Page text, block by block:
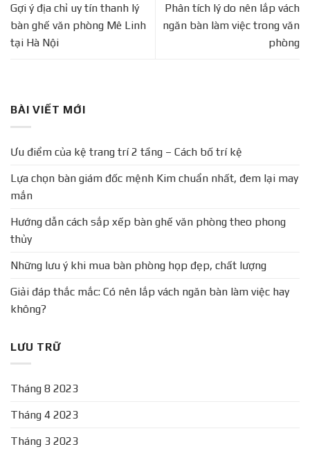
Gợi ý địa chỉ uy tín thanh lý
bàn ghế văn phòng Mê Linh
tại Hà Nội
Phân tích lý do nên lắp vách
ngăn bàn làm việc trong văn
phòng
BÀI VIẾT MỚI
Ưu điểm của kệ trang trí 2 tầng – Cách bố trí kệ
Lựa chọn bàn giám đốc mệnh Kim chuẩn nhất, đem lại may
mắn
Hướng dẫn cách sắp xếp bàn ghế văn phòng theo phong
thủy
Những lưu ý khi mua bàn phòng họp đẹp, chất lượng
Giải đáp thắc mắc: Có nên lắp vách ngăn bàn làm việc hay
không?
LƯU TRỮ
Tháng 8 2023
Tháng 4 2023
Tháng 3 2023